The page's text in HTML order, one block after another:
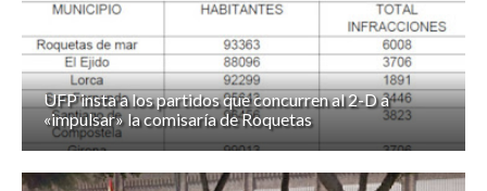
UFP insta a los partidos que concurren al 2-D a
«impulsar» la comisaría de Roquetas